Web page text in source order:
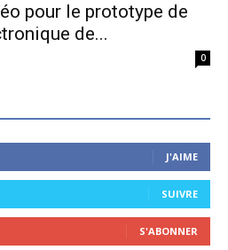
pour le prototype de
de...
0
J'AIME
SUIVRE
S'ABONNER